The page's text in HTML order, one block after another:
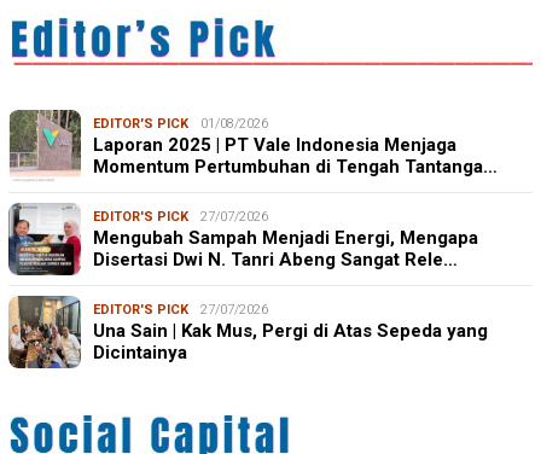
EDITOR'S PICK 01/08/2026
Laporan 2025 | PT Vale Indonesia Menjaga
Momentum Pertumbuhan di Tengah Tantanga…
EDITOR'S PICK 27/07/2026
Mengubah Sampah Menjadi Energi, Mengapa
Disertasi Dwi N. Tanri Abeng Sangat Rele…
EDITOR'S PICK 27/07/2026
Una Sain | Kak Mus, Pergi di Atas Sepeda yang
Dicintainya